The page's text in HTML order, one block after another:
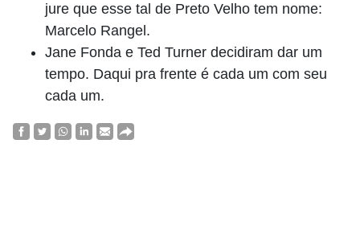
jure que esse tal de Preto Velho tem nome:
Marcelo Rangel.
Jane Fonda e Ted Turner decidiram dar um
tempo. Daqui pra frente é cada um com seu
cada um.